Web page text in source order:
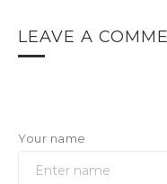
LEAVE A
Your name